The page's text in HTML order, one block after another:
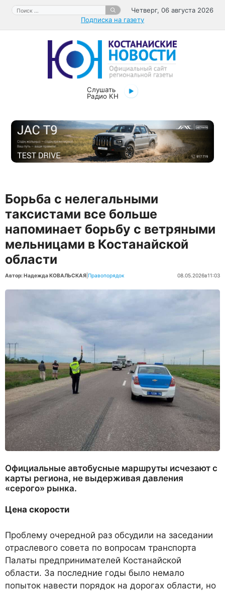
Перейти
содержимому
Поиск:
Четверг, 06 августа 2026
Подписка на газету
Слушать
Радио КН
Борьба с нелегальными
таксистами все больше
напоминает борьбу с ветряными
мельницами в Костанайской
области
Автор: Надежда КОВАЛЬСКАЯ Правопорядок 08.05.2026в11:03
Официальные автобусные маршруты исчезают с
карты региона, не выдерживая давления
«серого» рынка.
Цена скорости
Проблему очередной раз обсудили на заседании
отраслевого совета по вопросам транспорта
Палаты предпринимателей Костанайской
области. За последние годы было немало
попыток навести порядок на дорогах области, но